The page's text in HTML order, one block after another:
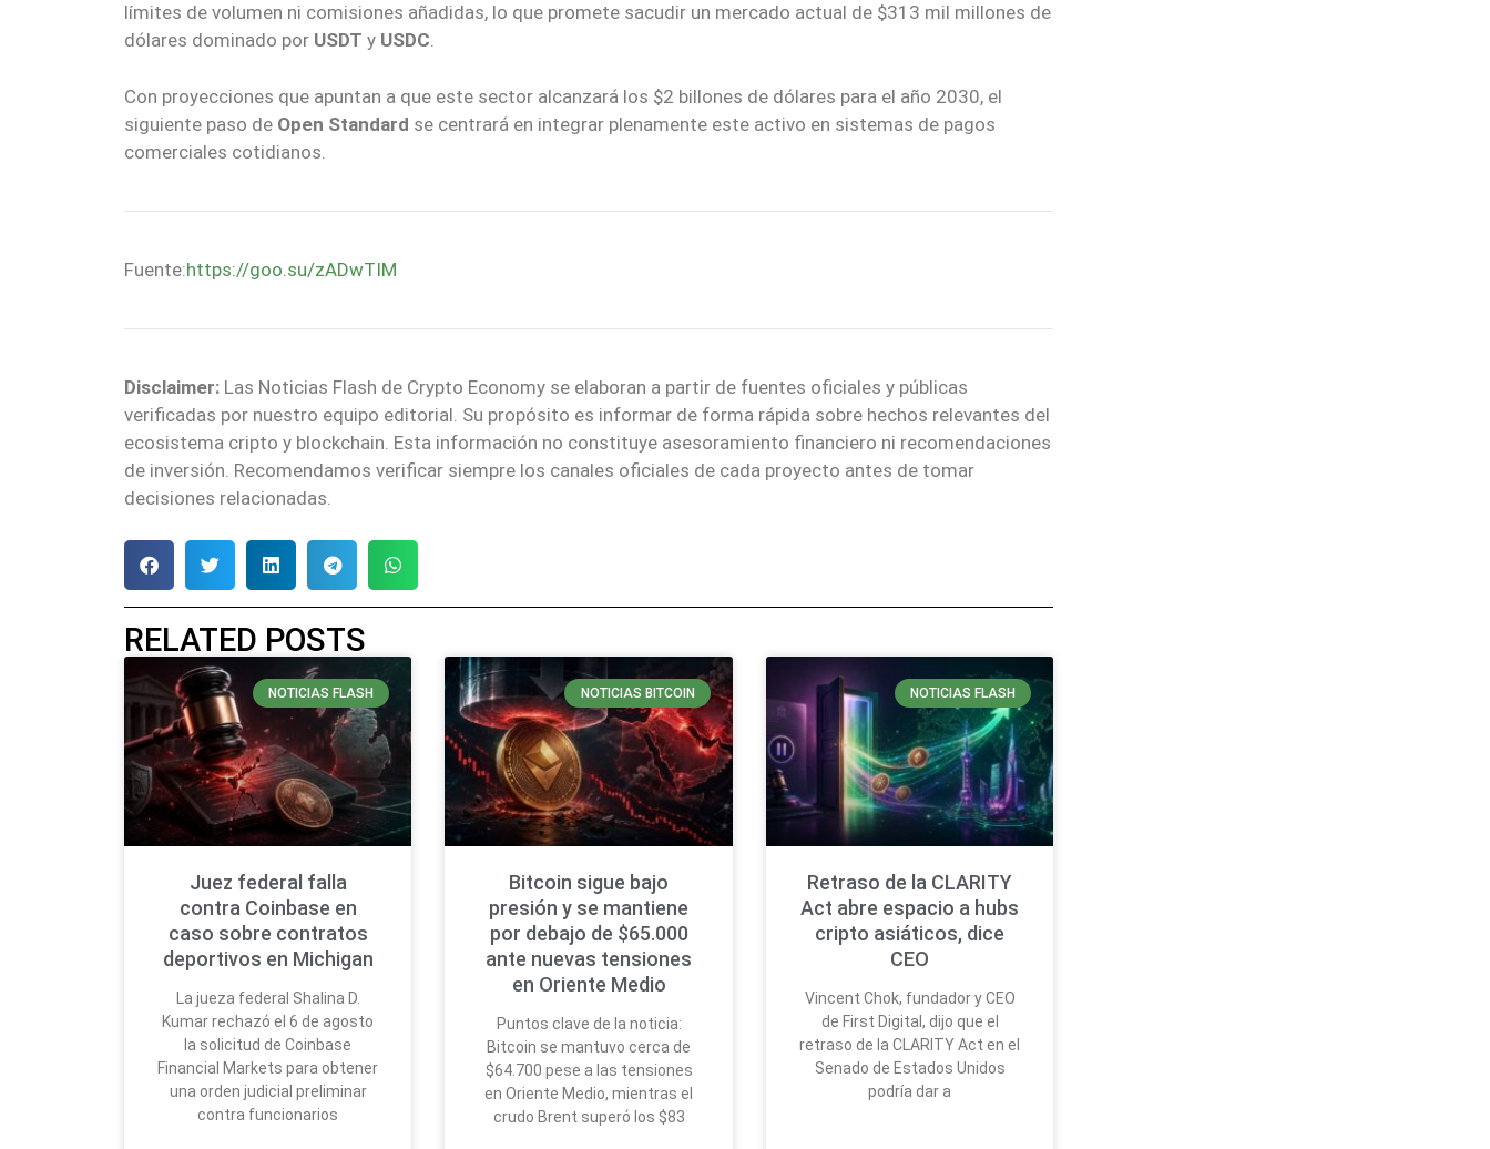
límites de volumen ni comisiones añadidas, lo que promete sacudir un mercado actual de $313 mil millones de
dólares dominado por USDT y USDC.
Con proyecciones que apuntan a que este sector alcanzará los $2 billones de dólares para el año 2030, el
siguiente paso de Open Standard se centrará en integrar plenamente este activo en sistemas de pagos
comerciales cotidianos.
Fuente:https://goo.su/zADwTIM
Disclaimer: Las Noticias Flash de Crypto Economy se elaboran a partir de fuentes oficiales y públicas
verificadas por nuestro equipo editorial. Su propósito es informar de forma rápida sobre hechos relevantes del
ecosistema cripto y blockchain. Esta información no constituye asesoramiento financiero ni recomendaciones
de inversión. Recomendamos verificar siempre los canales oficiales de cada proyecto antes de tomar
decisiones relacionadas.
RELATED POSTS
NOTICIAS FLASH
Juez federal falla
contra Coinbase en
caso sobre contratos
deportivos en Michigan
La jueza federal Shalina D.
Kumar rechazó el 6 de agosto
la solicitud de Coinbase
Financial Markets para obtener
una orden judicial preliminar
contra funcionarios
NOTICIAS BITCOIN
Bitcoin sigue bajo
presión y se mantiene
por debajo de $65.000
ante nuevas tensiones
en Oriente Medio
Puntos clave de la noticia:
Bitcoin se mantuvo cerca de
$64.700 pese a las tensiones
en Oriente Medio, mientras el
crudo Brent superó los $83
NOTICIAS FLASH
Retraso de la CLARITY
Act abre espacio a hubs
cripto asiáticos, dice
CEO
Vincent Chok, fundador y CEO
de First Digital, dijo que el
retraso de la CLARITY Act en el
Senado de Estados Unidos
podría dar a